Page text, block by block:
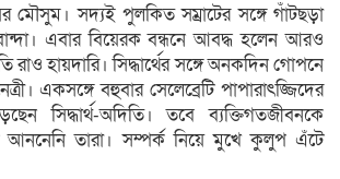
মৌসুম। সদ্যই পুলকিত সম্রাটের সঙ্গে গাঁটছড়া
এবার বিয়েরক বন্ধনে আবদ্ধ হলেন আরও
হায়দারি। সিদ্ধার্থের সঙ্গে অনকদিন গোপনে
একসঙ্গে বহুবার সেলেব্রেটি পাপারাৎজ্জিদের
সিদ্ধার্থ-অদিতি। তবে ব্যক্তিগতজীবনকে
তারা। সম্পর্ক নিয়ে মুখে কুলুপ এঁটে